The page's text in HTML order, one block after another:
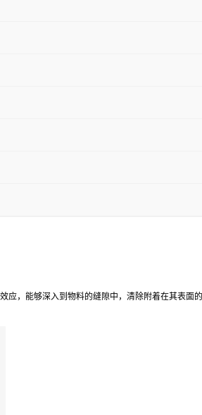
应，能够深入到物料的缝隙中，清除附着在其表面